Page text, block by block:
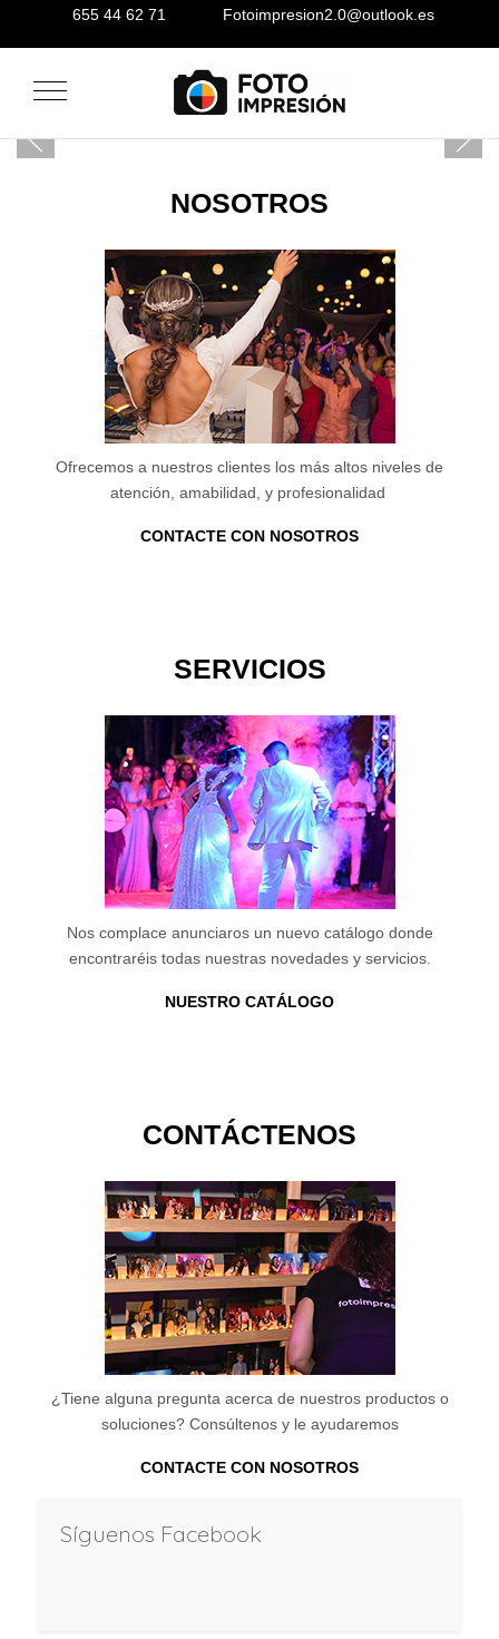
655 44 62 71 Fotoimpresion2.0@outlook.es
Mobile Menu Toggle
NOSOTROS
Ofrecemos a nuestros clientes los más altos niveles de
atención, amabilidad, y profesionalidad
CONTACTE CON NOSOTROS
SERVICIOS
Nos complace anunciaros un nuevo catálogo donde
encontraréis todas nuestras novedades y servicios.
NUESTRO CATÁLOGO
CONTÁCTENOS
¿Tiene alguna pregunta acerca de nuestros productos o
soluciones? Consúltenos y le ayudaremos
CONTACTE CON NOSOTROS
Síguenos Facebook